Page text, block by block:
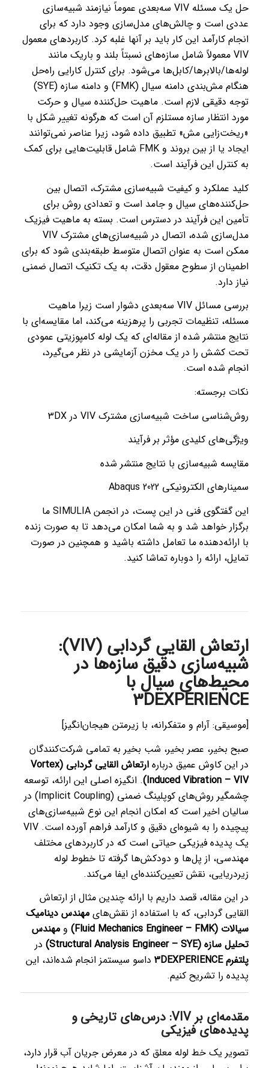
حل یک مسئله VIV سه‌بعدی عموماً نیازمند شبیه‌سازی
عددی است و چالش‌های مدل‌سازی وجود دارد که برای
انجام کارآمد این کار باید بر آنها غلبه کرد. کاربردهای معمول
VIV معمولاً شامل سازه‌های نسبتاً بلند و باریک مانند
لوله‌ها/بالابرها/کابل‌ها می‌شود. برای کنترل کارایی راه‌حل
هنگام مش‌بندی دامنه سیال (FMK) و دامنه سازه (SYE)
توجه دقیقی لازم است. ماهیت حل‌کننده سیال و حرکت
مورد انتظار سازه مستلزم آن است که هرگونه تغییر شکل با
«ریخت‌زایی مش» تطبیق داده شود، زیرا عناصر نمی‌توانند
ایجاد یا از بین بروند و FMK شامل قابلیت‌هایی برای کمک
به کنترل این فرآیند است.
کلید عملکرد و کیفیت شبیه‌سازی مشترک، اتصال بین
حل‌کننده‌های سیال و جامد است و تعدادی روش برای
تأمین این فرآیند در دسترس است. بسته به ماهیت فیزیک
مدل‌سازی شده، اتصال در شبیه‌سازی‌های مشترک VIV
ممکن است به عنوان اتصال متوسط ​​طبقه‌بندی شود که برای
اطمینان از سطوح معقول دقت، به یک تکنیک اتصال ضمنی
نیاز دارد.
بررسی مسائل VIV سه‌بعدی دشوار است زیرا ماهیت
مسئله، تنظیمات تجربی را پرهزینه می‌کند، اما مقایسه‌ای با
نتایج منتشر شده از مقاله‌ای که یک لوله کامپوزیتی عمودی
تحت کشش را در یک مخزن آزمایشی در نظر می‌گیرد،
انجام شده است.
نکات برجسته:
روش‌شناسی ساخت شبیه‌سازی مشترک VIV در 3DX
ویژگی‌های کلیدی مؤثر بر فرآیند
مقایسه شبیه‌سازی با نتایج منتشر شده
سمینارهای الکترونیکی 2022 Abaqus
این گفتگوی فنی در این پست، در انجمن SIMULIA ما
برگزار خواهد شد و به شما امکان می‌دهد تا به صورت زنده
با ارائه‌دهنده ما تعامل داشته باشید و همچنین در صورت
تمایل، ارائه را دوباره تماشا کنید.
ارتعاش القایی گردابی (VIV):
شبیه‌سازی دقیق سازه‌ها در
محیط‌های سیال با
3DEXPERIENCE
[موسیقی: آرام و متفکرانه، با زیرمتن هیجان‌انگیز]
صبح بخیر، عصر بخیر، شب بخیر به تمامی شرکت‌کنندگان
در این کاوش عمیق درباره
ارتعاش القایی گردابی (Vortex
Induced Vibration – VIV) . انگیزه اصلی این ارائه، توسعه
چشمگیر روش‌های کوپلینگ ضمنی (Implicit Coupling) در
سالیان اخیر است که امکان انجام این نوع شبیه‌سازی‌های
پیچیده را به شیوه‌ای دقیق و کارآمد فراهم آورده است. VIV
یک پدیده فیزیکی حیاتی است که در کاربردهای مختلف
مهندسی، از پل‌ها و دودکش‌ها گرفته تا خطوط لوله
زیردریایی، نقش تعیین‌کننده‌ای ایفا می‌کند.
در این مقاله، قصد داریم با ارائه چندین مثال از ارتعاش
القایی گردابی، که با استفاده از نقش‌های مهندس دینامیک
سیالات (Fluid Mechanics Engineer – FMK)
و مهندس
تحلیل سازه (Structural Analysis Engineer – SYE)
در
پلتفرم 3DEXPERIENCE
داسو سیستمز انجام شده‌اند، این
پدیده را تشریح کنیم.
مقدمه‌ای بر VIV: درس‌های تاریخی و
پدیده‌های فیزیکی
تصویر یک خط لوله معلق که در معرض جریان آب قرار دارد،